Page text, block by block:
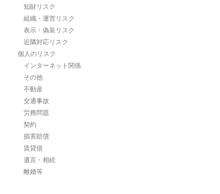
知財リスク
組織・運営リスク
表示・偽装リスク
近隣対応リスク
個人のリスク
インターネット関係
その他
不動産
交通事故
労務問題
契約
損害賠償
賃貸借
遺言・相続
離婚等